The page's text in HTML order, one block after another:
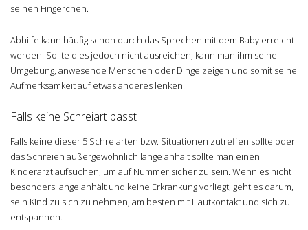
seinen Fingerchen.
Abhilfe kann häufig schon durch das Sprechen mit dem Baby erreicht
werden. Sollte dies jedoch nicht ausreichen, kann man ihm seine
Umgebung, anwesende Menschen oder Dinge zeigen und somit seine
Aufmerksamkeit auf etwas anderes lenken.
Falls keine Schreiart passt
Falls keine dieser 5 Schreiarten bzw. Situationen zutreffen sollte oder
das Schreien außergewöhnlich lange anhält sollte man einen
Kinderarzt aufsuchen, um auf Nummer sicher zu sein. Wenn es nicht
besonders lange anhält und keine Erkrankung vorliegt, geht es darum,
sein Kind zu sich zu nehmen, am besten mit Hautkontakt und sich zu
entspannen.